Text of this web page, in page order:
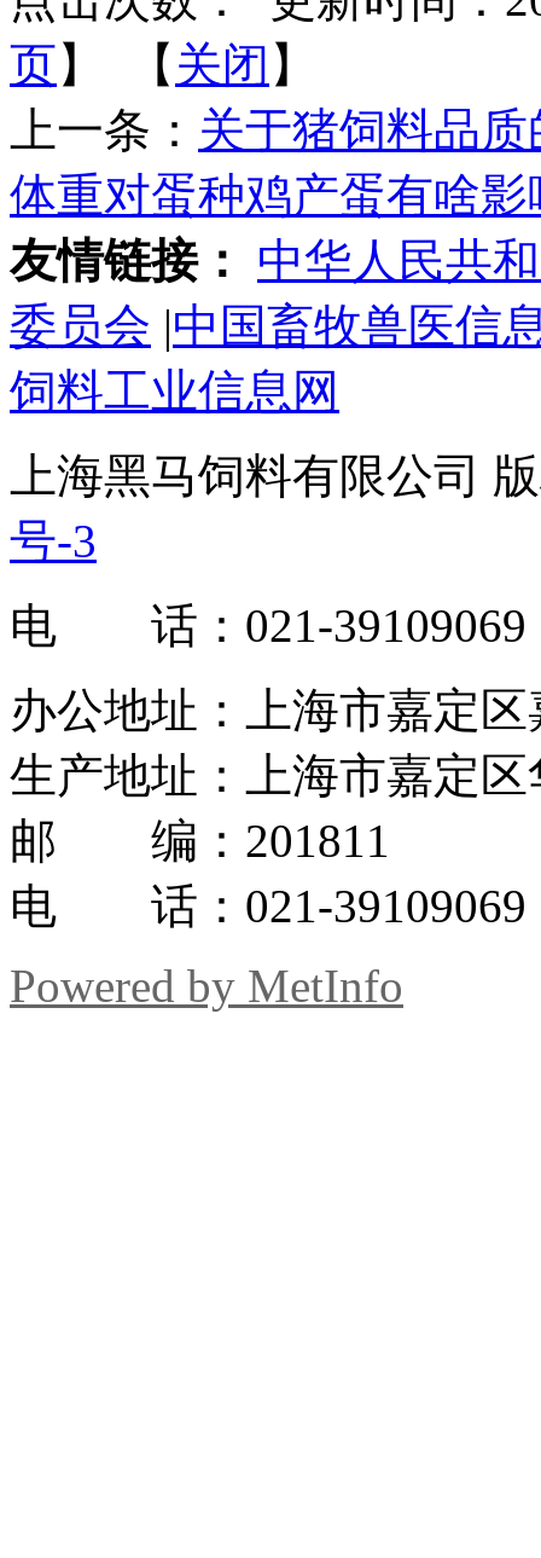
页】 【 关闭 】
上一条： 关于猪饲料品
体重对蛋种鸡产蛋有啥影
友情链接：
中华人民共
委员会 |中国畜牧兽医信
饲料工业信息网
上海黑马饲料有限公司
号-3
电 话：021-39109069
办公地址：上海市嘉定
生产地址：上海市嘉定
邮 编：201811
电 话：021-39109069
Powered by MetInfo